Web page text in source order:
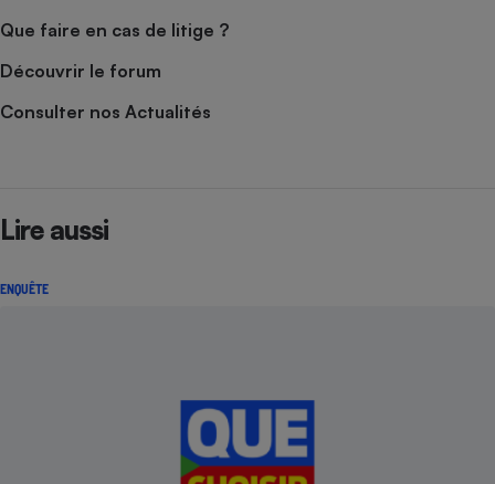
Que faire en cas de litige ?
Découvrir le forum
Consulter nos Actualités
Lire aussi
ENQUÊTE